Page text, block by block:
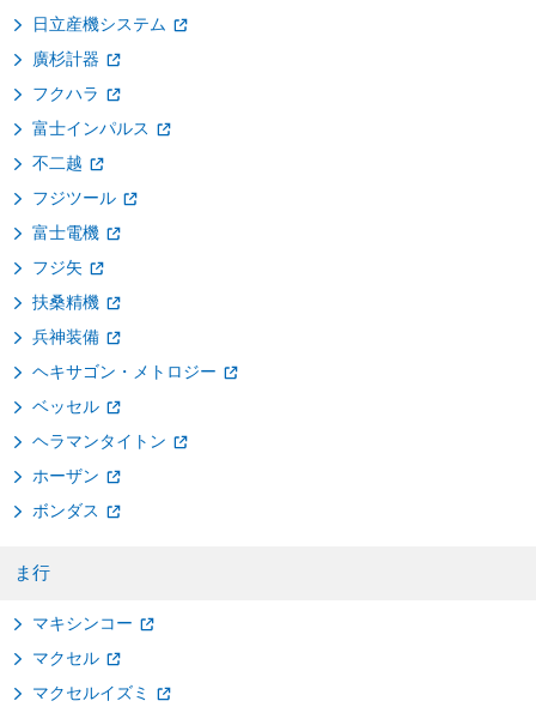
日立産機システム
廣杉計器
フクハラ
富士インパルス
不二越
フジツール
富士電機
フジ矢
扶桑精機
兵神装備
ヘキサゴン・メトロジー
ベッセル
ヘラマンタイトン
ホーザン
ボンダス
ま行
マキシンコー
マクセル
マクセルイズミ